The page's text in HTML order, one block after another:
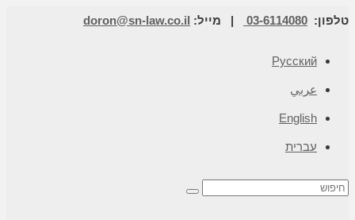
טלפון: 03-6114080 | מייל: doron@sn-law.co.il
Русский
عربي
English
עברית